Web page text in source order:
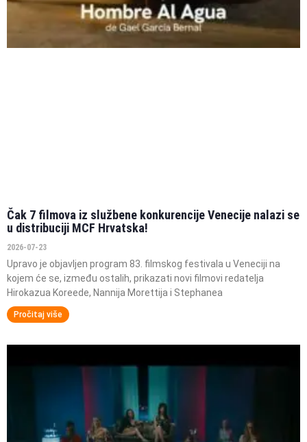
Čak 7 filmova iz službene konkurencije Venecije nalazi se
u distribuciji MCF Hrvatska!
2026-07-23
Upravo je objavljen program 83. filmskog festivala u Veneciji na
kojem će se, između ostalih, prikazati novi filmovi redatelja
Hirokazua Koreede, Nannija Morettija i Stephanea
Pročitaj više